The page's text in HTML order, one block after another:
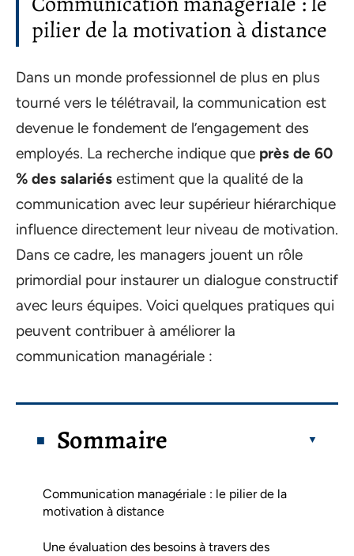
pilier de la motivation à distance
Dans un monde professionnel de plus en plus
tourné vers le télétravail, la communication est
devenue le fondement de l’engagement des
employés. La recherche indique que près de 60
% des salariés estiment que la qualité de la
communication avec leur supérieur hiérarchique
influence directement leur niveau de motivation.
Dans ce cadre, les managers jouent un rôle
primordial pour instaurer un dialogue constructif
avec leurs équipes. Voici quelques pratiques qui
peuvent contribuer à améliorer la
communication managériale :
Sommaire
Communication managériale : le pilier de la
motivation à distance
Une évaluation des besoins à travers des